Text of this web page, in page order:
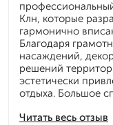
Читать весь отзыв
Клн, которые
гармонично
Благодаря
насаждений,
решений
эстетически
отдыха. Большое